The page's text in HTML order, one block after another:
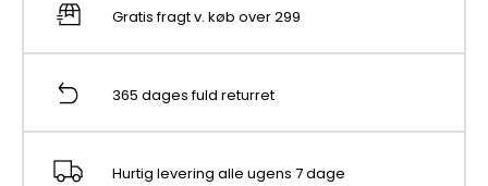
Gratis fragt v. køb over 299
365 dages fuld returret
Hurtig levering alle ugens 7 dage